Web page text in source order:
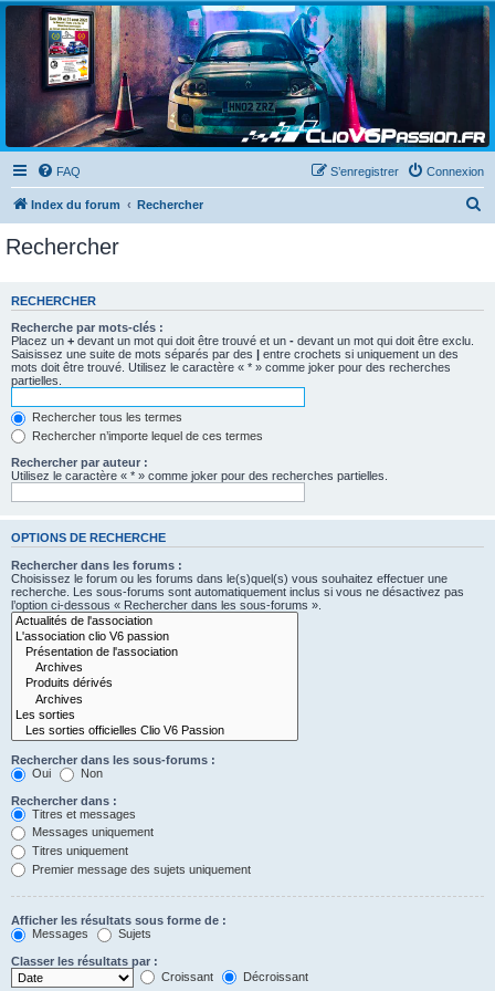
Clio V6 Passion
Le site français des passionnés de Clio V6
FAQ Connexion
S’enregistrer
Index du forum Rechercher
e
Rechercher
RECHERCHER
Recherche par mots-clés :
Placez un + devant un mot qui doit être trouvé et un - devant un mot qui doit être exclu.
Saisissez une suite de mots séparés par des | entre crochets si uniquement un des
mots doit être trouvé. Utilisez le caractère « * » comme joker pour des recherches
partielles.
Rechercher tous les termes
Rechercher n’importe lequel de ces termes
Rechercher par auteur :
Utilisez le caractère « * » comme joker pour des recherches partielles.
OPTIONS DE RECHERCHE
Rechercher dans les forums :
Choisissez le forum ou les forums dans le(s)quel(s) vous souhaitez effectuer une
recherche. Les sous-forums sont automatiquement inclus si vous ne désactivez pas
l’option ci-dessous « Rechercher dans les sous-forums ».
Rechercher dans les sous-forums :
Oui
Non
Rechercher dans :
Titres et messages
Messages uniquement
Titres uniquement
Premier message des sujets uniquement
Afficher les résultats sous forme de :
Messages
Sujets
Classer les résultats par :
Croissant
Décroissant